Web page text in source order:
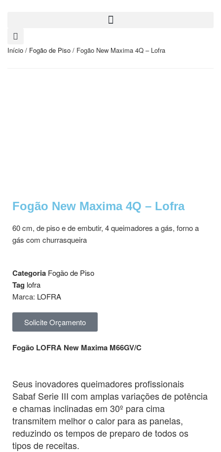
Início / Fogão de Piso / Fogão New Maxima 4Q – Lofra
Fogão New Maxima 4Q – Lofra
60 cm, de piso e de embutir, 4 queimadores a gás, forno a
gás com churrasqueira
Categoria Fogão de Piso
Tag lofra
Marca: LOFRA
Solicite Orçamento
Fogão LOFRA New Maxima M66GV/C
Seus inovadores queimadores profissionais
Sabaf Serie III com amplas variações de potência
e chamas inclinadas em 30º para cima
transmitem melhor o calor para as panelas,
reduzindo os tempos de preparo de todos os
tipos de receitas.